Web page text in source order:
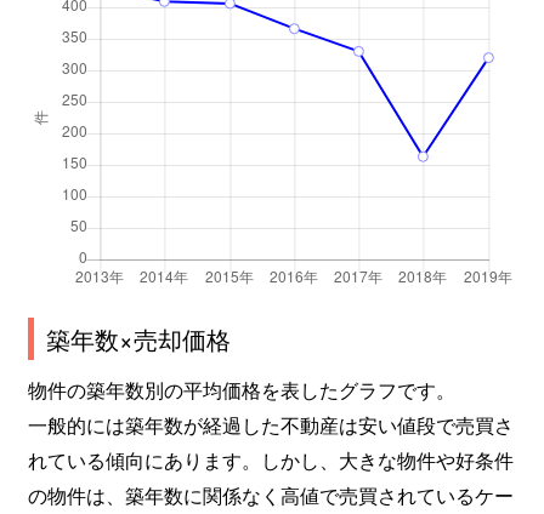
築年数×売却価格
物件の築年数別の平均価格を表したグラフです。
一般的には築年数が経過した不動産は安い値段で売買さ
れている傾向にあります。しかし、大きな物件や好条件
の物件は、築年数に関係なく高値で売買されているケー